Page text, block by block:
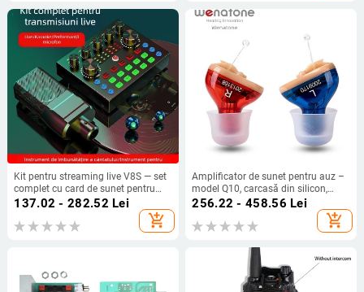
Kit pentru streaming live V8S — set
complet cu card de sunet pentru
transmisiuni mobile, potrivit pentru
influenceri, universal, avansat
137.02 - 282.52 Lei
add_shopping_cart
Amplificator de sunet pentru auz –
model Q10, carcasă din silicon,
funcție: colectare sunet și sprijin
256.22 - 458.56 Lei
add_shopping_cart